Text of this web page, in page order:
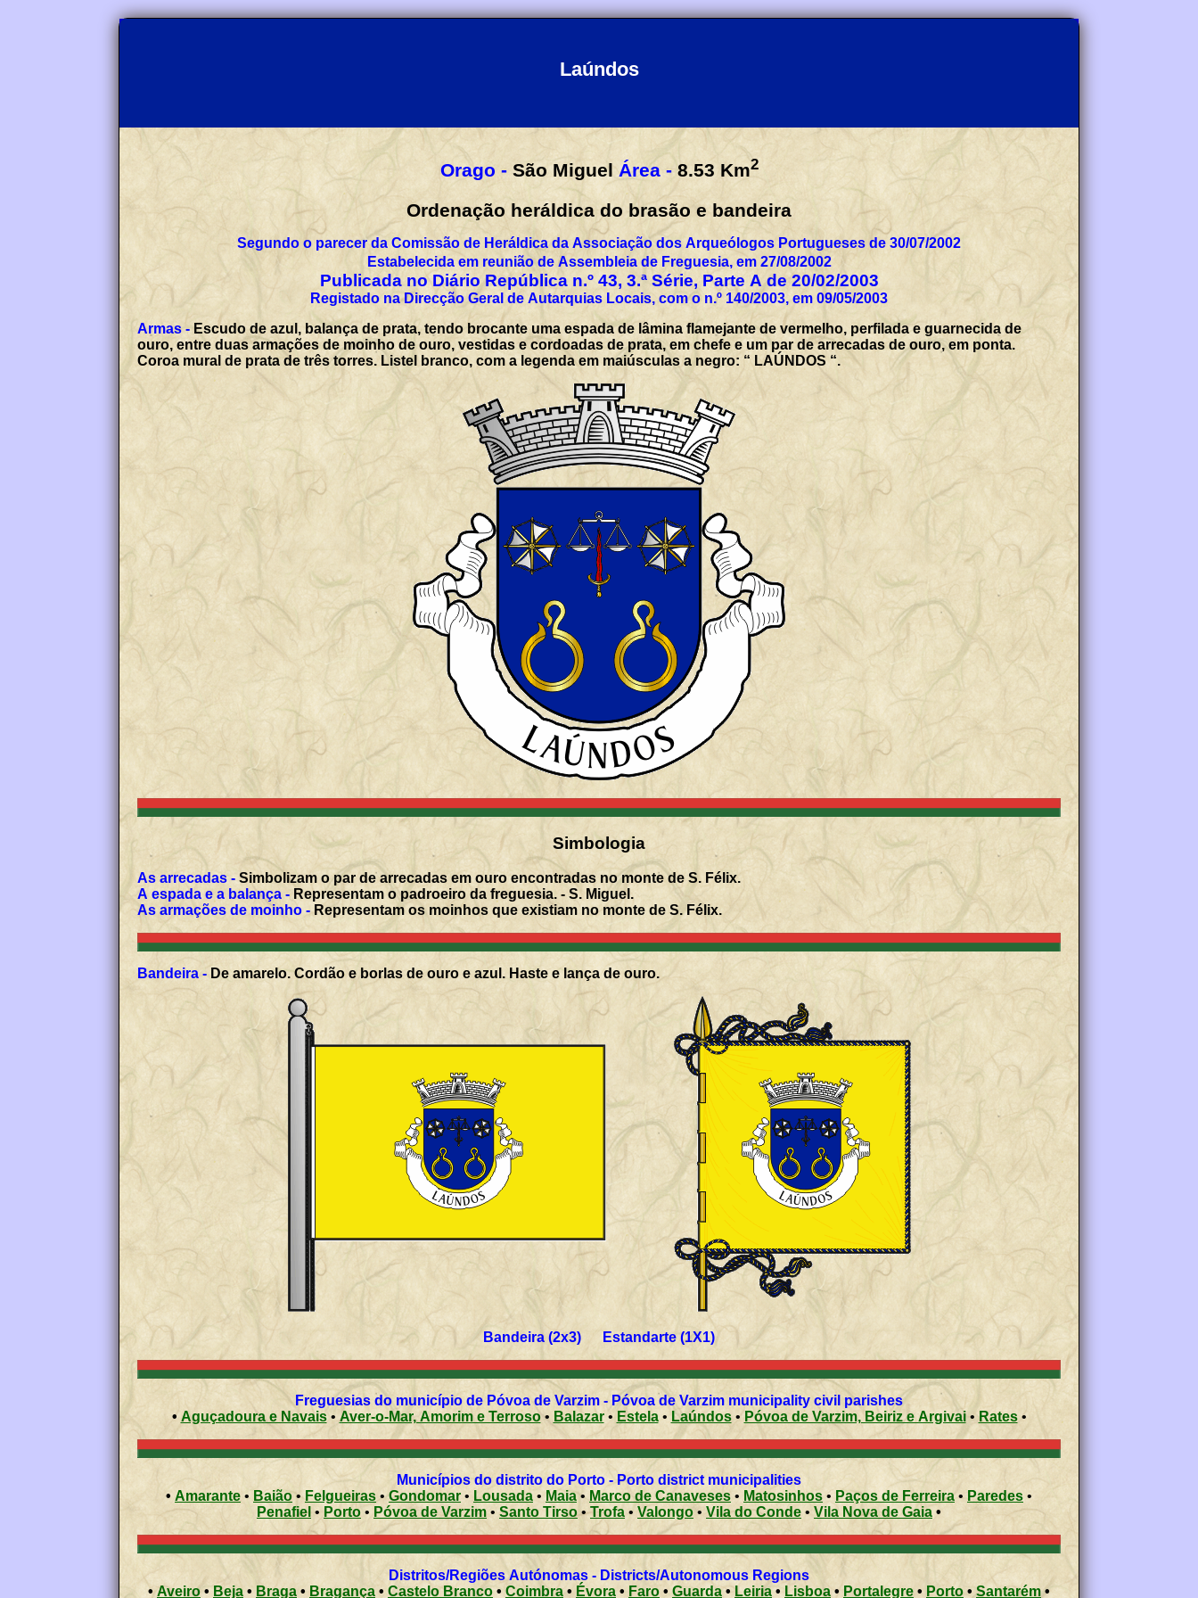
Laúndos
Orago - São Miguel Área - 8.53 Km2
Ordenação heráldica do brasão e bandeira
Segundo o parecer da Comissão de Heráldica da Associação dos Arqueólogos Portugueses de 30/07/2002
Estabelecida em reunião de Assembleia de Freguesia, em 27/08/2002
Publicada no Diário República n.º 43, 3.ª Série, Parte A de 20/02/2003
Registado na Direcção Geral de Autarquias Locais, com o n.º 140/2003, em 09/05/2003
Armas - Escudo de azul, balança de prata, tendo brocante uma espada de lâmina flamejante de vermelho, perfilada e guarnecida de
ouro, entre duas armações de moinho de ouro, vestidas e cordoadas de prata, em chefe e um par de arrecadas de ouro, em ponta.
Coroa mural de prata de três torres. Listel branco, com a legenda em maiúsculas a negro: “ LAÚNDOS “.
Simbologia
As arrecadas -Simbolizam o par de arrecadas em ouro encontradas no monte de S. Félix.
A espada e a balança - Representam o padroeiro da freguesia. - S. Miguel.
As armações de moinho -Representam os moinhos que existiam no monte de S. Félix.
Bandeira - De amarelo. Cordão e borlas de ouro e azul. Haste e lança de ouro.
Bandeira (2x3) Estandarte (1X1)
Freguesias do município de Póvoa de Varzim - Póvoa de Varzim municipality civil parishes
• Aguçadoura e Navais•Aver-o-Mar, Amorim e Terroso• Balazar• Estela• Laúndos• Póvoa de Varzim, Beiriz e Argivai•Rates•
Municípios do distrito do Porto - Porto district municipalities
• Amarante • Baião •Felgueiras •Gondomar • Lousada • Maia• Marco de Canaveses • Matosinhos • Paços de Ferreira • Paredes •
Penafiel• Porto • Póvoa de Varzim • Santo Tirso •Trofa • Valongo • Vila do Conde • Vila Nova de Gaia •
Distritos/Regiões Autónomas - Districts/Autonomous Regions
• Aveiro• Beja • Braga • Bragança • Castelo Branco• Coimbra • Évora • Faro • Guarda• Leiria• Lisboa• Portalegre • Porto • Santarém•